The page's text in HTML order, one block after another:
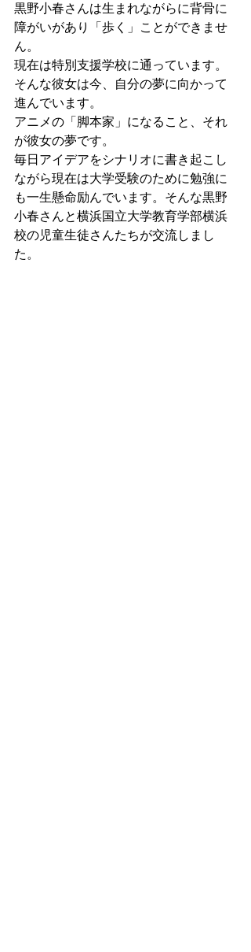
黒野小春さんは生まれながらに背骨に
障がいがあり「歩く」ことができませ
ん。
現在は特別支援学校に通っています。
そんな彼女は今、自分の夢に向かって
進んでいます。
アニメの「脚本家」になること、それ
が彼女の夢です。
毎日アイデアをシナリオに書き起こし
ながら現在は大学受験のために勉強に
も一生懸命励んでいます。そんな黒野
小春さんと横浜国立大学教育学部横浜
校の児童生徒さんたちが交流しまし
た。